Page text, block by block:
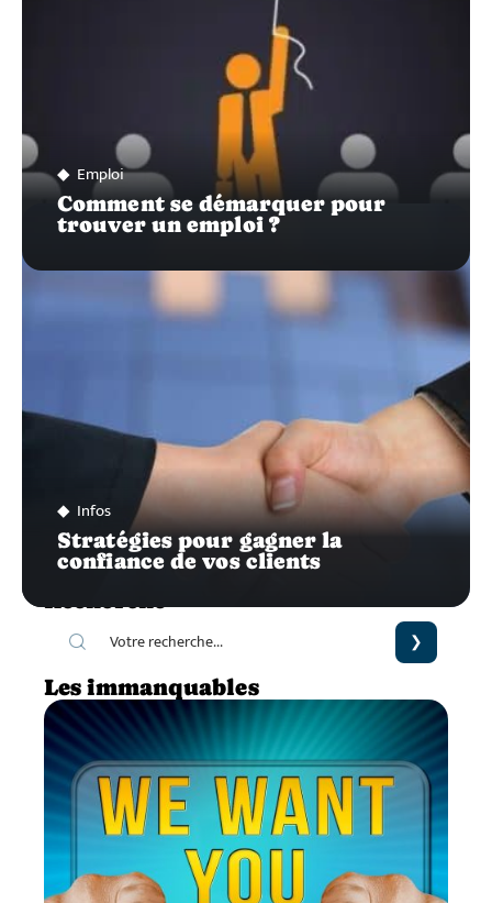
Emploi
Comment se démarquer pour
trouver un emploi ?
Infos
Stratégies pour gagner la
confiance de vos clients
Les immanquables